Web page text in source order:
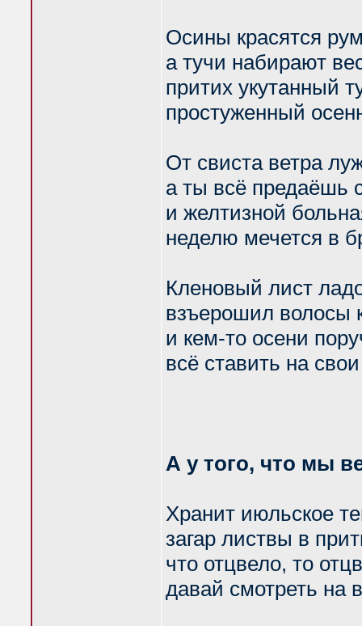
Осины красятся
а тучи набирают
притих укутанный
простуженный
От свиста ветра
а ты всё предаёшь
и желтизной
неделю мечется в
Кленовый лист
взъерошил волосы
и кем-то осени
всё ставить на
А у того, что мы
Хранит июльское
загар листвы в
что отцвело, то
давай смотреть на